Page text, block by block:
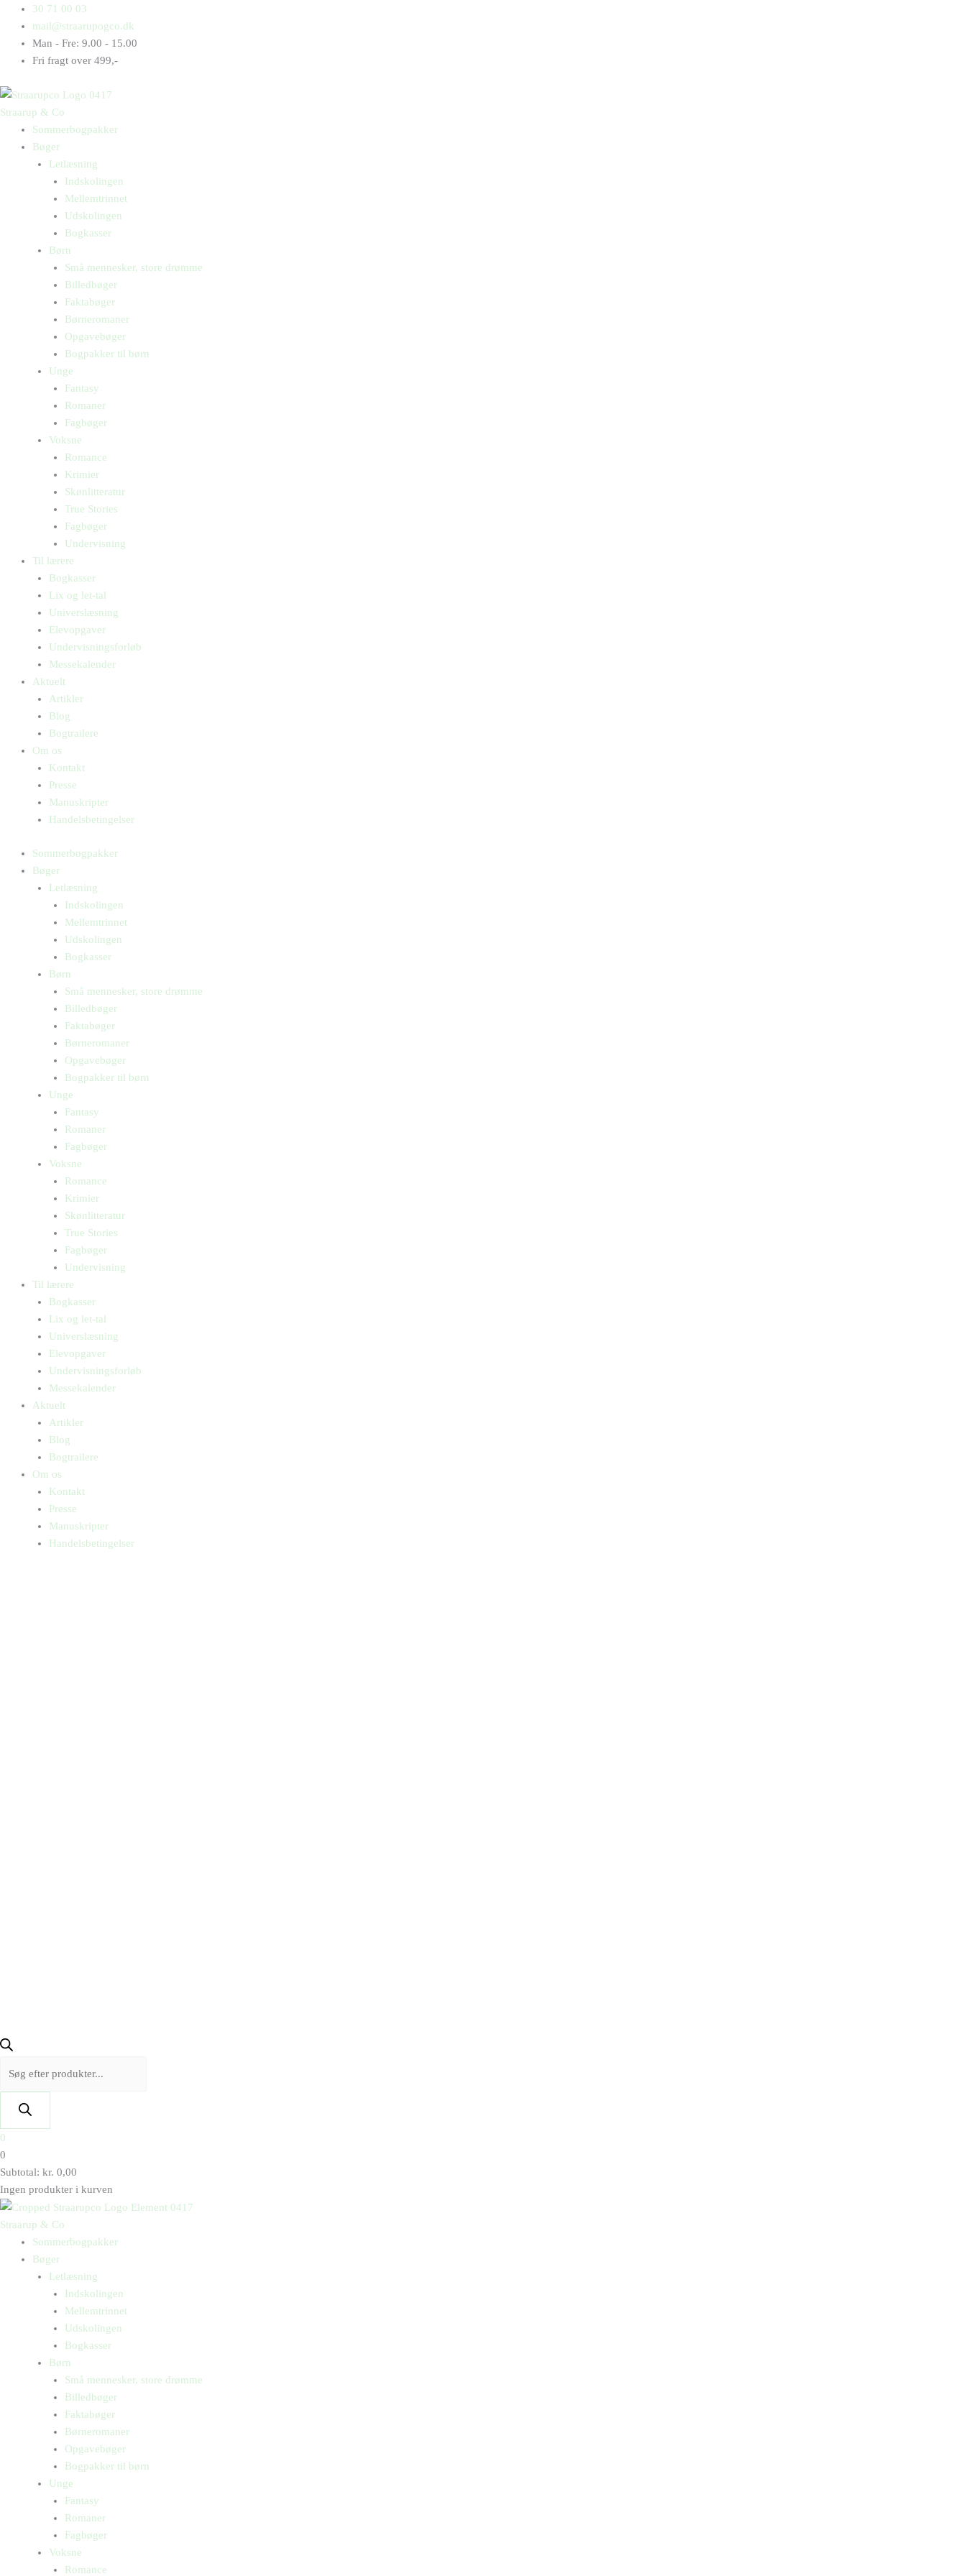
indholdet
30 71 00 03
mail@straarupogco.dk
Man - Fre: 9.00 - 15.00
Fri fragt over 499,-
Straarup & Co
Sommerbogpakker
Bøger
Letlæsning
Indskolingen
Mellemtrinnet
Udskolingen
Bogkasser
Børn
Små mennesker, store drømme
Billedbøger
Faktabøger
Børneromaner
Opgavebøger
Bogpakker til børn
Unge
Fantasy
Romaner
Fagbøger
Voksne
Romance
Krimier
Skønlitteratur
True Stories
Fagbøger
Undervisning
Til lærere
Bogkasser
Lix og let-tal
Universlæsning
Elevopgaver
Undervisningsforløb
Messekalender
Aktuelt
Artikler
Blog
Bogtrailere
Om os
Kontakt
Presse
Manuskripter
Handelsbetingelser
Sommerbogpakker
Bøger
Letlæsning
Indskolingen
Mellemtrinnet
Udskolingen
Bogkasser
Børn
Små mennesker, store drømme
Billedbøger
Faktabøger
Børneromaner
Opgavebøger
Bogpakker til børn
Unge
Fantasy
Romaner
Fagbøger
Voksne
Romance
Krimier
Skønlitteratur
True Stories
Fagbøger
Undervisning
Til lærere
Bogkasser
Lix og let-tal
Universlæsning
Elevopgaver
Undervisningsforløb
Messekalender
Aktuelt
Artikler
Blog
Bogtrailere
Om os
Kontakt
Presse
Manuskripter
Handelsbetingelser
Products
search
0
0
Subtotal: kr. 0,00
Ingen produkter i kurven
Straarup & Co
Sommerbogpakker
Bøger
Letlæsning
Indskolingen
Mellemtrinnet
Udskolingen
Bogkasser
Børn
Små mennesker, store drømme
Billedbøger
Faktabøger
Børneromaner
Opgavebøger
Bogpakker til børn
Unge
Fantasy
Romaner
Fagbøger
Voksne
Romance
Products
search
første
Parks